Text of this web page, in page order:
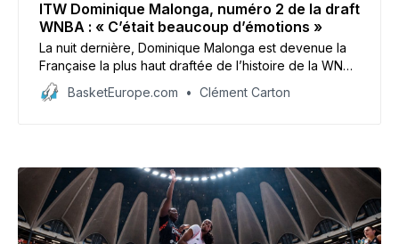
ITW Dominique Malonga, numéro 2 de la draft
WNBA : « C’était beaucoup d’émotions »
La nuit dernière, Dominique Malonga est devenue la
Française la plus haut draftée de l’histoire de la WNBA
en étant choisie en 2e position par le Seattle Storm. La
jeune femme de 19 ans raconte ce moment « unique »
BasketEurope.com Clément Carton